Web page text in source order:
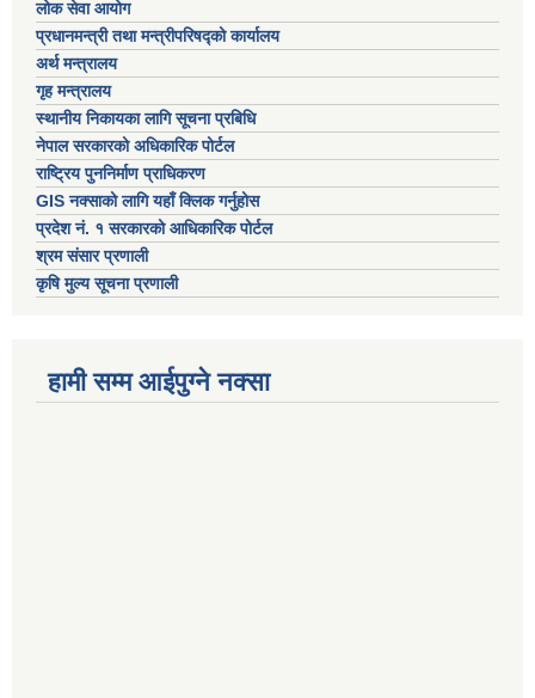
लोक सेवा आयोग
प्रधानमन्त्री तथा मन्त्रीपरिषद्को कार्यालय
अर्थ मन्त्रालय
गृह मन्त्रालय
स्थानीय निकायका लागि सूचना प्रबिधि
नेपाल सरकारको अधिकारिक पोर्टल
राष्ट्रिय पुननिर्माण प्राधिकरण
GIS नक्साको लागि यहाँ क्लिक गर्नुहोस
प्रदेश नं. १ सरकारको आधिकारिक पोर्टल
श्रम संसार प्रणाली
कृषि मुल्य सूचना प्रणाली
हामी सम्म आईपुग्ने नक्सा